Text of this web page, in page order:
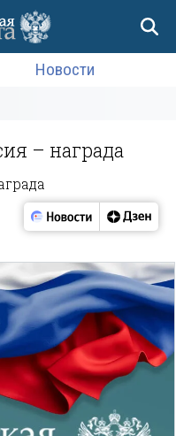
Новости
– награда